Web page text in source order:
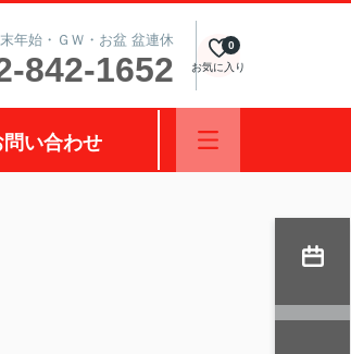
年始・ＧＷ・お盆 盆連休
842-1652 お気に入り
0
問い合わせ